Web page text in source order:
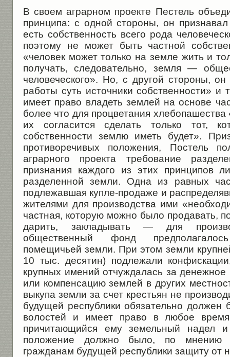
В своем аграрном проекте Пестель
принципа: с одной стороны, он
есть собственность всего рода
поэтому не может быть частной
«человек может только на земле жить и
получать, следовательно, земля —
человеческого». Но, с другой стороны,
работы суть источники собственности» и
имеет право владеть землей на основе
более что для процветания
их согласится сделать только тот,
собственности землю иметь будет».
противоречивых положения, Постель
аграрного проекта требование
признания каждого из этих принципов
разделенной земли. Одна из равных
подлежавшая купле-продаже и
жителями для производства ими
частная, которую можно было продавать,
дарить, закладывать — для
общественный фонд
помещичьей земли. При этом земли
10 тыс. десятин) подлежали
крупных имений отчуждалась за денежное
или компенсацию землей в других
выкупа земли за счет крестьян не
будущей республики обязательно должен
волостей и имеет право в любое время
причитающийся ему земельный надел
положение должно было, по мнению
гражданам будущей республики защиту от